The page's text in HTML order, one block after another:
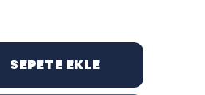
SEPETE EKLE